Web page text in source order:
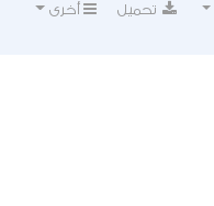
تحميل أخرى